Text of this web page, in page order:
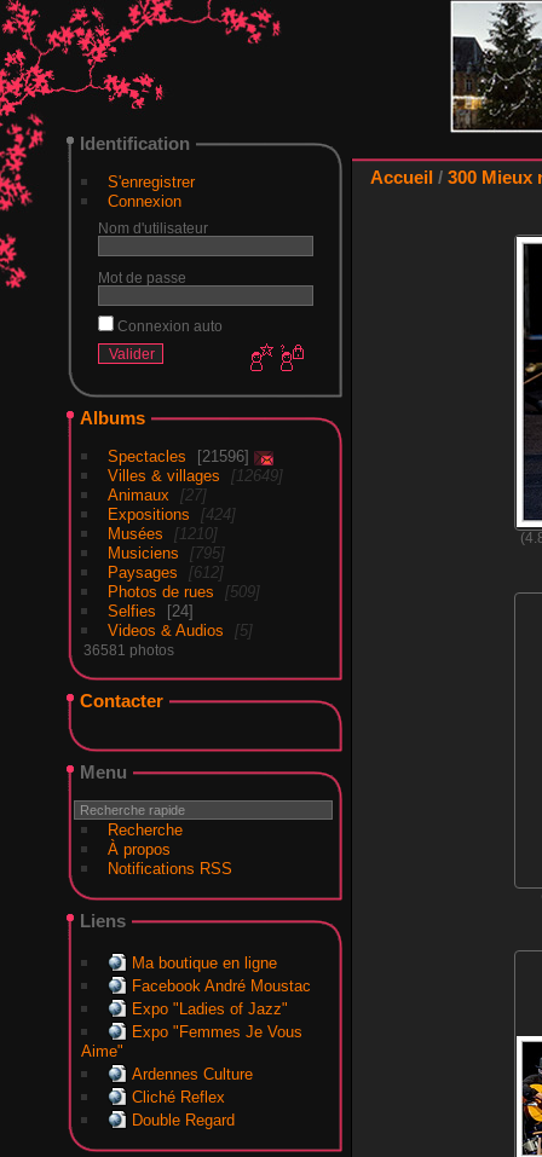
Identification
S'enregistrer
Connexion
Nom d'utilisateur
Mot de passe
Connexion auto
Albums
Spectacles
21596
Villes & villages
12649
Animaux
27
Expositions
424
Musées
1210
Musiciens
795
Paysages
612
Photos de rues
509
Selfies
24
Videos & Audios
5
36581 photos
Contacter
Menu
Recherche
À propos
Notifications RSS
Liens
Ma boutique en ligne
Facebook André Moustac
Expo "Ladies of Jazz"
Expo "Femmes Je Vous
Aime"
Ardennes Culture
Cliché Reflex
Double Regard
Accueil / 300 Mieux